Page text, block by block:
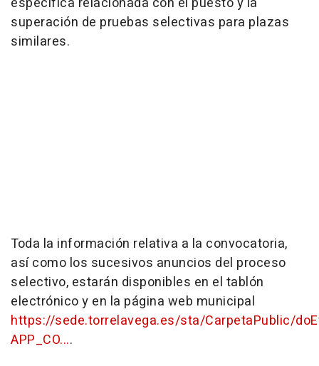
superación de pruebas selectivas para plazas
similares.
Toda la información relativa a la convocatoria,
así como los sucesivos anuncios del proceso
selectivo, estarán disponibles en el tablón
electrónico y en la página web municipal
https://sede.torrelavega.es/sta/CarpetaPublic/
APP_CO....